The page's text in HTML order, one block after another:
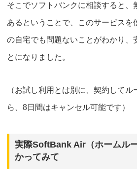
そこでソフトバンクに相談すると、
あるということで、このサービスを
の自宅でも問題ないことがわかり、
とになりました。
（お試し利用とは別に、契約して
ら、8日間はキャンセル可能です）
実際SoftBank Air（ホームル
かってみて